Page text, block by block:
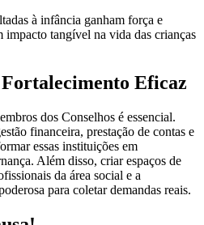
à infância ganham força e
tangível na vida das crianças
Eficaz
dos Conselhos é essencial.
financeira, prestação de contas e
essas instituições em
Além disso, criar espaços de
da área social e a
para coletar demandas reais.